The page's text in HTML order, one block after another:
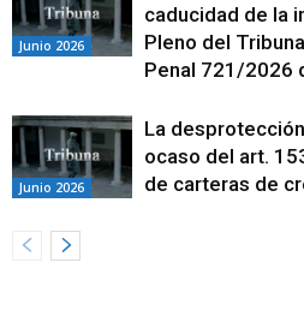
Junio 2026
caducidad de la
Pleno del
Penal 721/2026
Junio 2026
La
ocaso del art.
de carteras de